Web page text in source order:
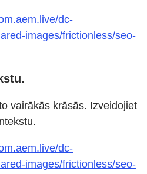
dc-
images/frictionless/seo-
vairākās krāsās. Izveidojiet
dc-
images/frictionless/seo-